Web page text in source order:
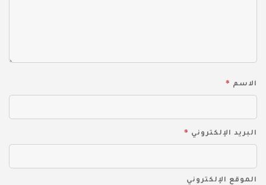
الاسم *
البريد الإلكتروني *
الموقع الإلكتروني